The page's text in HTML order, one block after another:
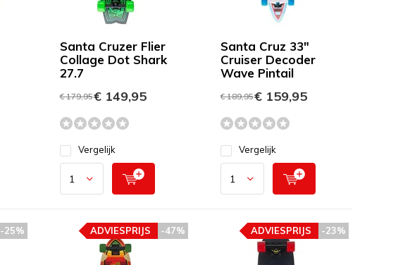
Santa Cruzer Flier
Collage Dot Shark
27.7
€ 179,95€ 149,95
Vergelijk
Santa Cruz 33"
Cruiser Decoder
Wave Pintail
€ 189,95€ 159,95
Vergelijk
-25% -47%
ADVIESPRIJS -23%
ADVIESPRIJS